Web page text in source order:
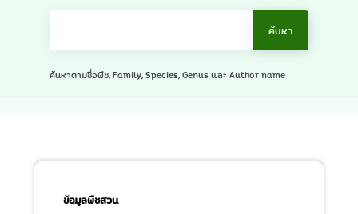
ค้นหาตามชื่อพืช, Family, Species, Genus และ Author name
ข้อมูลพืชสวน